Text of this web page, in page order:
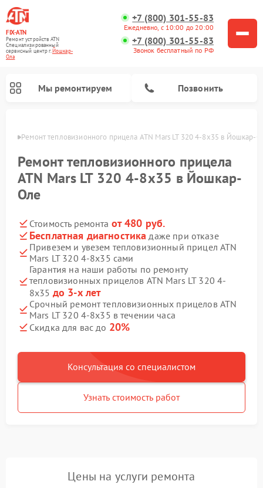
FIX-ATN
Ремонт устройств ATN
Специализированный
cервисный центр г.Йошкар-
Ола
+7 (800) 301-55-83
Ежедневно, с 10:00 до 20:00
+7 (800) 301-55-83
Звонок бесплатный по РФ
Мы ремонтируем Позвонить
Оле Ремонт тепловизионного прицела ATN Mars LT 320 4-8x35 в Йошкар-
Ремонт тепловизионного прицела
ATN Mars LT 320 4-8x35 в Йошкар-
Оле
Стоимость ремонта от 480 руб.
Бесплатная диагностика даже при отказе
Привезем и увезем тепловизионный прицел ATN
Mars LT 320 4-8x35 сами
Гарантия на наши работы по ремонту
тепловизионных прицелов ATN Mars LT 320 4-
8x35 до 3-х лет
Срочный ремонт тепловизионных прицелов ATN
Mars LT 320 4-8x35 в течении часа
Скидка для вас до 20%
Консультация со специалистом
Узнать стоимость работ
Цены на услуги ремонта